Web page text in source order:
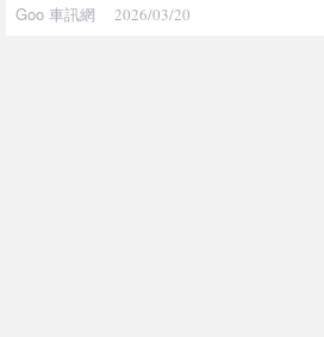
Goo 車訊網 2026/03/20